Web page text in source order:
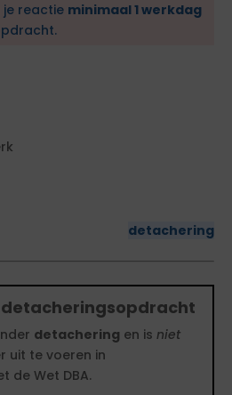
reactie minimaal 1 werkdag
detachering
detacheringsopdracht
detachering en is niet
uit te voeren in
de Wet DBA.